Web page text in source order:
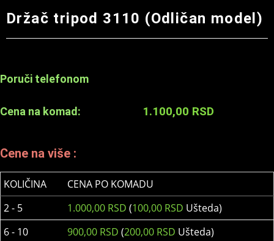
Držač tripod 3110 (Odličan model)
Poruči telefonom
Cena na komad: 1.100,00 RSD
Cene na više :
KOLIČINA
CENA PO KOMADU
2 - 5
1.000,00 RSD (100,00 RSD Ušteda)
6 - 10
900,00 RSD (200,00 RSD Ušteda)